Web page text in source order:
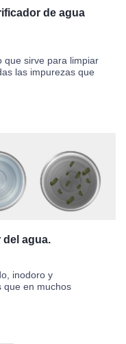
de agua
que sirve para limpiar
las impurezas que
del agua.
inodoro y
que en muchos